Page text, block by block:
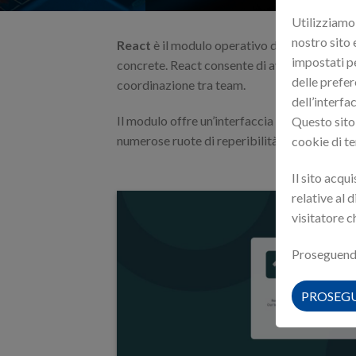
React è il modulo operativo di Lucy
concrete. React consente di avviare
coordinazione tra team.
Il modulo offre un’interfaccia API dedicata
numerose ruote di reperibilità e gestire la
Utilizziamo
nostro sito
impostati
delle
Questo
cookie di
Il sito
relative al
visitatore